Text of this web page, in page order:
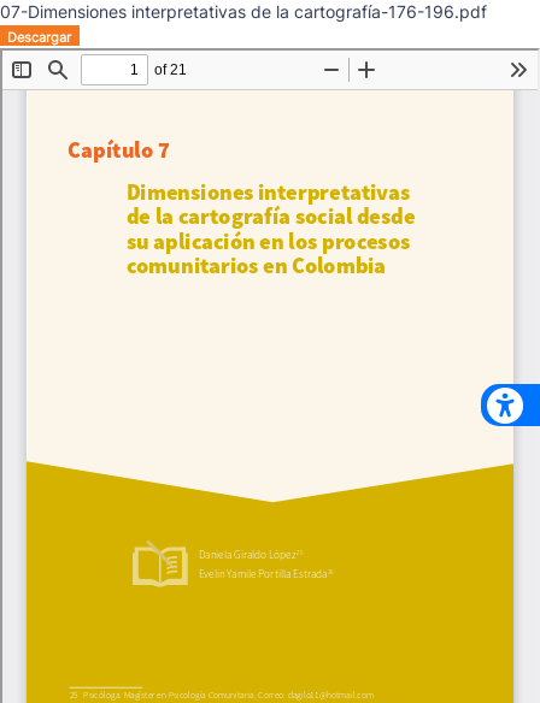
07-Dimensiones interpretativas de la cartografía-176-196.pdf
Descargar